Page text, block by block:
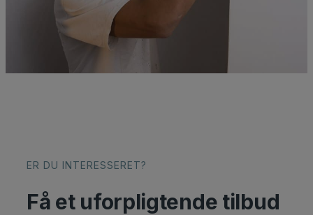
ER DU INTERESSERET?
Få et uforpligtende tilbud